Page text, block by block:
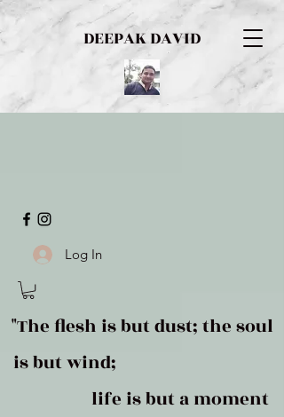
DEEPAK DAVID
Log In
"The flesh is but dust; the soul
is but wind;
life is but a moment